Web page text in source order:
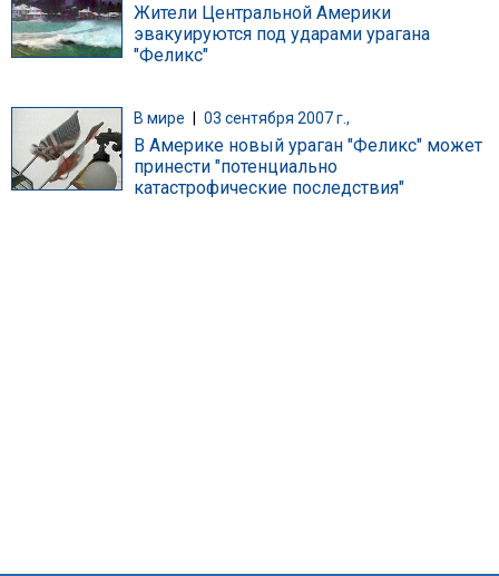
Жители Центральной Америки
эвакуируются под ударами урагана
"Феликс"
В мире 03 сентября 2007 г.,
В Америке новый ураган "Феликс" может
принести "потенциально
катастрофические последствия"